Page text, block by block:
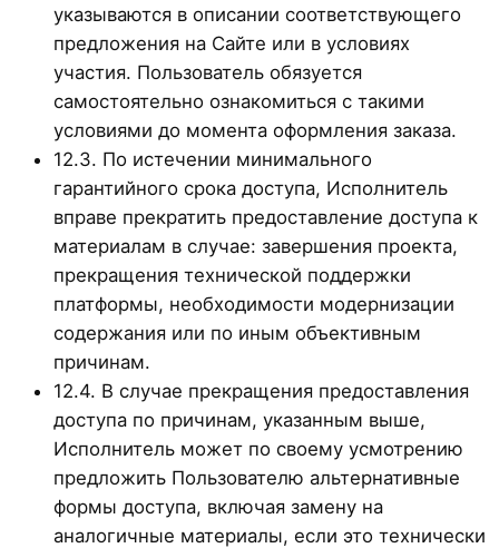
указываются в описании соответствующего
предложения на Сайте или в условиях
участия. Пользователь обязуется
самостоятельно ознакомиться с такими
условиями до момента оформления заказа.
12.3. По истечении минимального
гарантийного срока доступа, Исполнитель
вправе прекратить предоставление доступа к
материалам в случае: завершения проекта,
прекращения технической поддержки
платформы, необходимости модернизации
содержания или по иным объективным
причинам.
12.4. В случае прекращения предоставления
доступа по причинам, указанным выше,
Исполнитель может по своему усмотрению
предложить Пользователю альтернативные
формы доступа, включая замену на
аналогичные материалы, если это технически